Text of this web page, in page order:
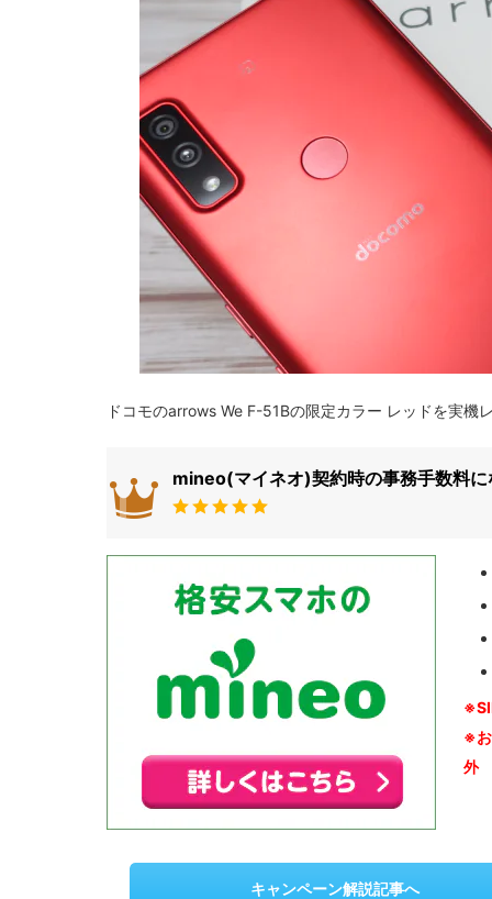
ドコモのarrows We F-51Bの限定カラー レッドを実機
mineo(マイネオ)契約時の事務手数料
※
外
キャンペーン解説記事へ